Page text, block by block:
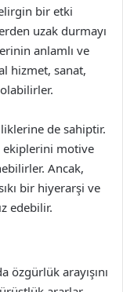
bir etki
uzak durmayı
anlamlı ve
hizmet, sanat,
de sahiptir.
ekiplerini motive
Ancak,
bir hiyerarşi ve
edebilir.
özgürlük arayışını